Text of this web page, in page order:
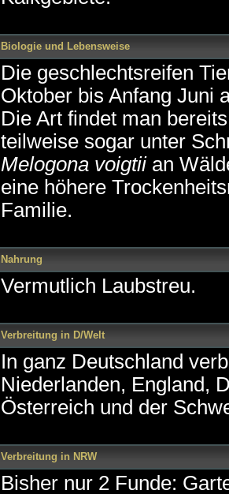
Biologie und Lebensweise
Die geschlechtsreifen
Oktober bis Anfang Juni
Die Art findet man
teilweise sogar unter
Melogona voigtiian
eine höhere
Familie.
Nahrung
Vermutlich Laubstreu.
Verbreitung in D/Welt
In ganz Deutschland
Niederlanden, England,
Österreich und der
Verbreitung in NRW
Bisher nur 2 Funde: